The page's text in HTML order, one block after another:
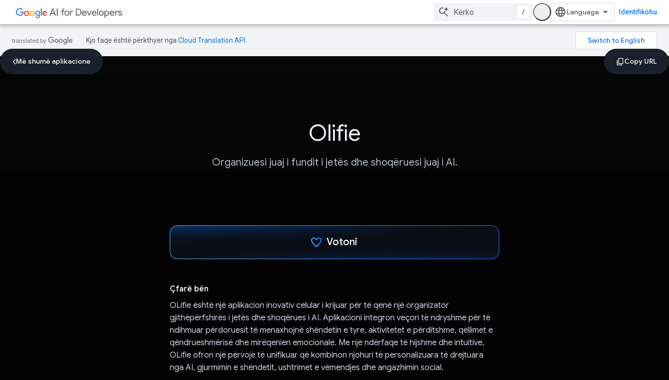
/ Identifikohu
Kjo faqe është përkthyer nga Cloud Translation API
Më shumë aplikacione
Olifie
Organizuesi juaj i fundit i jetës dhe shoqëruesi juaj i AI.
Votoni
Çfarë bën
OLifie është një aplikacion inovativ celular i krijuar për të qenë një organizator
gjithëpërfshirës i jetës dhe shoqërues i AI. Aplikacioni integron veçori të ndryshme për të
ndihmuar përdoruesit të menaxhojnë shëndetin e tyre, aktivitetet e përditshme, qëllimet e
qëndrueshmërisë dhe mirëqenien emocionale. Me një ndërfaqe të hijshme dhe intuitive,
OLifie ofron një përvojë të unifikuar që kombinon njohuri të personalizuara të drejtuara
nga AI, gjurmimin e shëndetit, ushtrimet e vëmendjes dhe angazhimin social.